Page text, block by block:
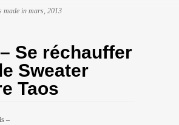
made in mars, 2013
Se réchauffer
Sweater
Taos
–